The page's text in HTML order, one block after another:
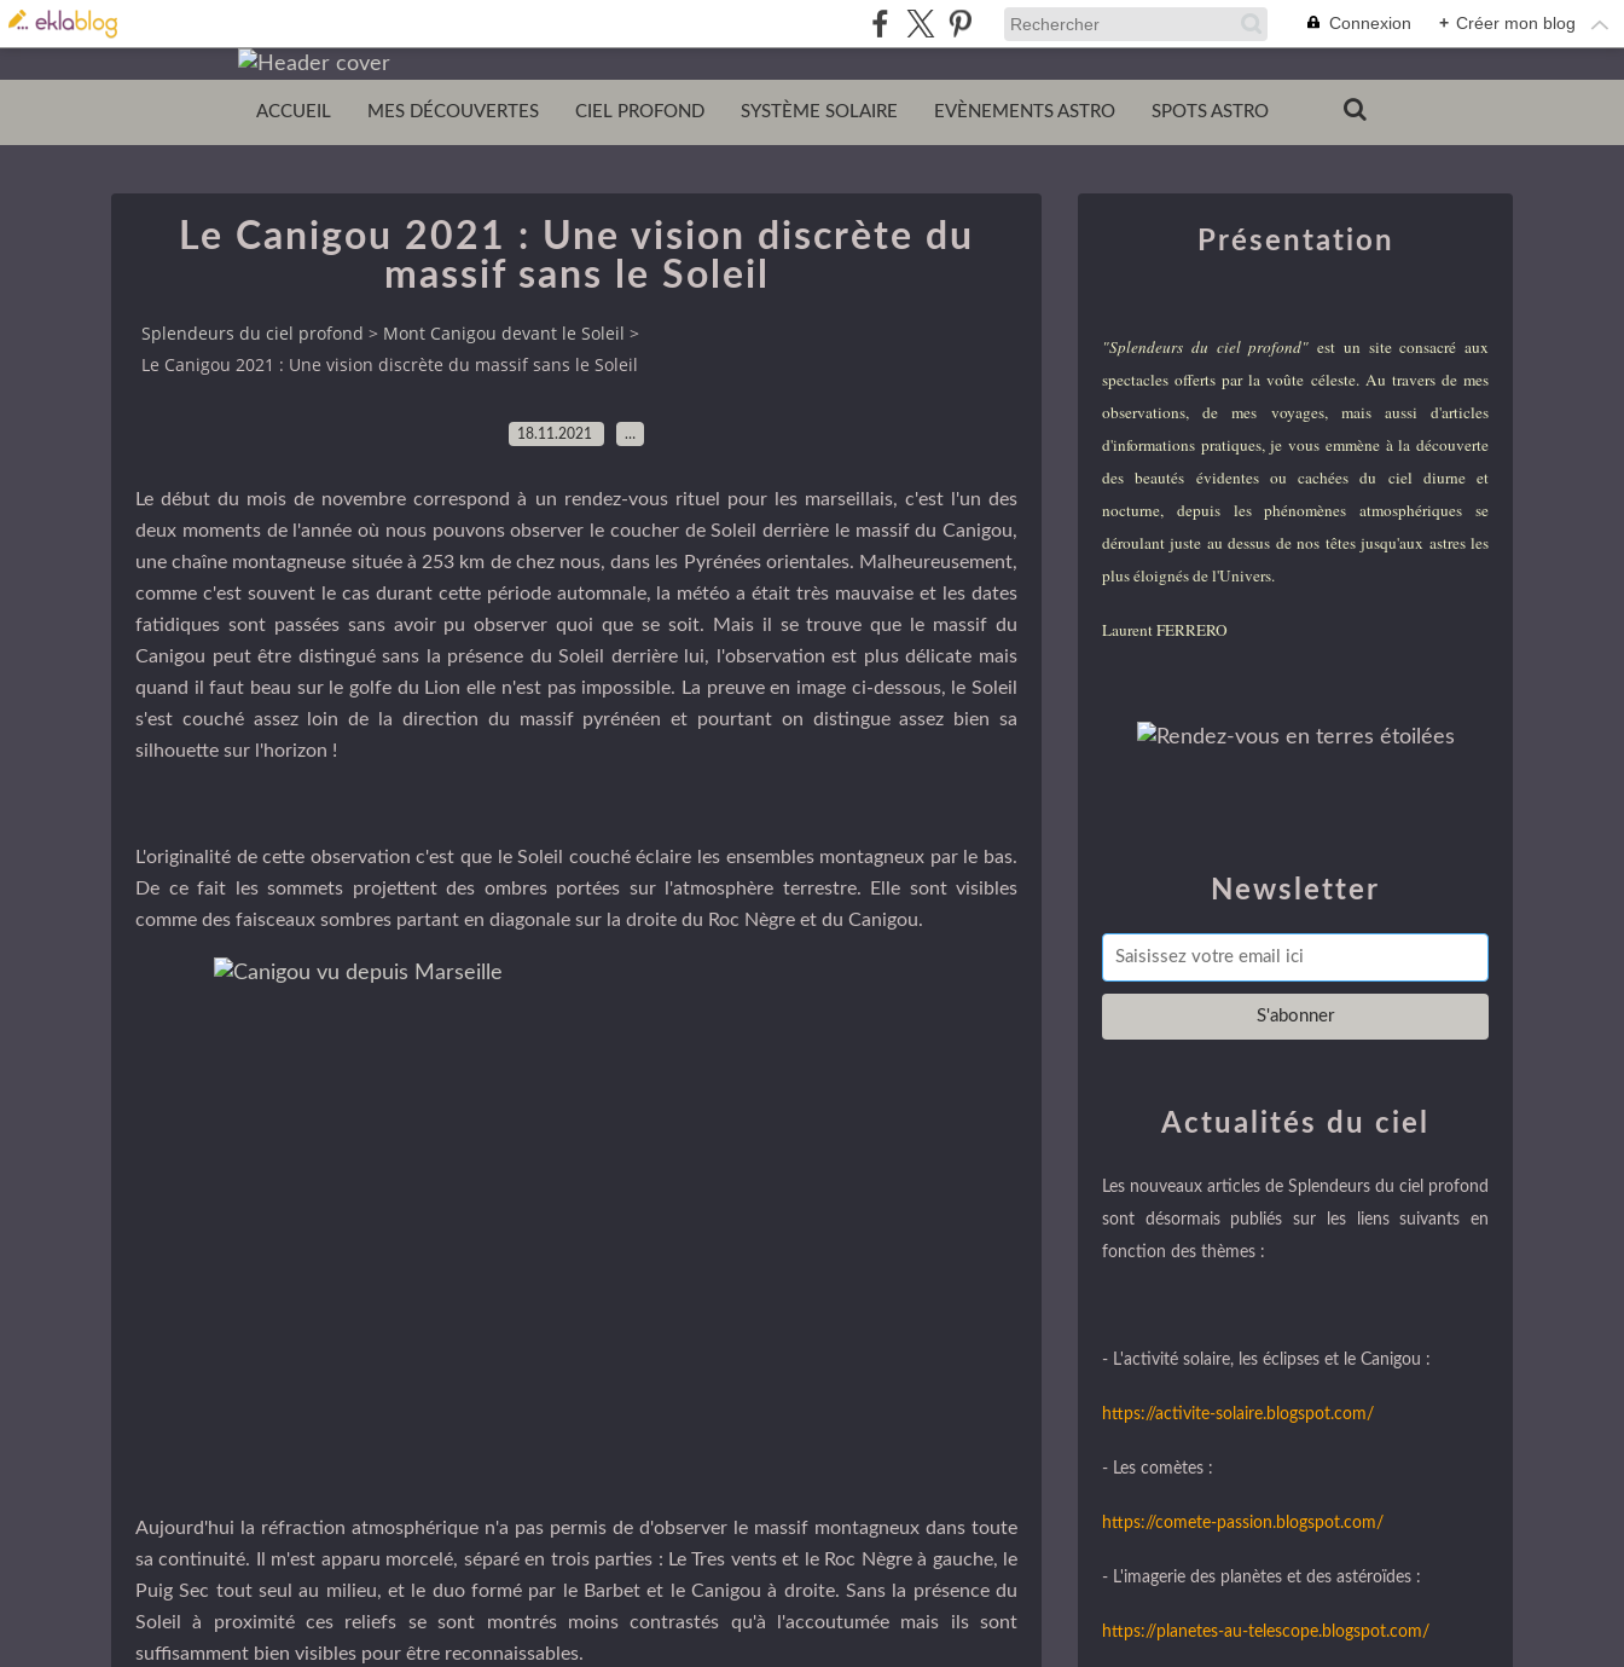
Connexion + Créer mon blog
ACCUEIL MES DÉCOUVERTES CIEL PROFOND SYSTÈME SOLAIRE EVÈNEMENTS ASTRO SPOTS ASTRO
Le Canigou 2021 : Une vision discrète du
massif sans le Soleil
Splendeurs du ciel profond > Mont Canigou devant le Soleil >
Le Canigou 2021 : Une vision discrète du massif sans le Soleil
18.11.2021 …
Le début du mois de novembre correspond à un rendez-vous rituel pour les marseillais, c'est l'un des
deux moments de l'année où nous pouvons observer le coucher de Soleil derrière le massif du Canigou,
une chaîne montagneuse située à 253 km de chez nous, dans les Pyrénées orientales. Malheureusement,
comme c'est souvent le cas durant cette période automnale, la météo a était très mauvaise et les dates
fatidiques sont passées sans avoir pu observer quoi que se soit. Mais il se trouve que le massif du
Canigou peut être distingué sans la présence du Soleil derrière lui, l'observation est plus délicate mais
quand il faut beau sur le golfe du Lion elle n'est pas impossible. La preuve en image ci-dessous, le Soleil
s'est couché assez loin de la direction du massif pyrénéen et pourtant on distingue assez bien sa
silhouette sur l'horizon !
L'originalité de cette observation c'est que le Soleil couché éclaire les ensembles montagneux par le bas.
De ce fait les sommets projettent des ombres portées sur l'atmosphère terrestre. Elle sont visibles
comme des faisceaux sombres partant en diagonale sur la droite du Roc Nègre et du Canigou.
Aujourd'hui la réfraction atmosphérique n'a pas permis de d'observer le massif montagneux dans toute
sa continuité. Il m'est apparu morcelé, séparé en trois parties : Le Tres vents et le Roc Nègre à gauche, le
Puig Sec tout seul au milieu, et le duo formé par le Barbet et le Canigou à droite. Sans la présence du
Soleil à proximité ces reliefs se sont montrés moins contrastés qu'à l'accoutumée mais ils sont
suffisamment bien visibles pour être reconnaissables.
Newsletter
Présentation
"Splendeurs du ciel profond" est un site consacré aux
spectacles offerts par la voûte céleste. Au travers de mes
observations, de mes voyages, mais aussi d'articles
d'informations pratiques, je vous emmène à la découverte
des beautés évidentes ou cachées du ciel diurne et
nocturne, depuis les phénomènes atmosphériques se
déroulant juste au dessus de nos têtes jusqu'aux astres les
plus éloignés de l'Univers.
Laurent FERRERO
Actualités du ciel
Les nouveaux articles de Splendeurs du ciel profond
sont désormais publiés sur les liens suivants en
fonction des thèmes :
- L'activité solaire, les éclipses et le Canigou :
https://activite-solaire.blogspot.com/
- Les comètes :
https://comete-passion.blogspot.com/
- L'imagerie des planètes et des astéroïdes :
https://planetes-au-telescope.blogspot.com/